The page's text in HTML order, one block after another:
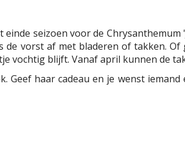
seizoen voor de Chrysanthemum
vorst af met bladeren of takken. Of
vochtig blijft. Vanaf april kunnen de
haar cadeau en je wenst